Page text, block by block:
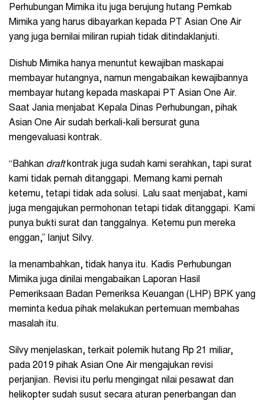
Perhubungan Mimika itu juga berujung hutang Pemkab
Mimika yang harus dibayarkan kepada PT Asian One Air
yang juga bernilai miliran rupiah tidak ditindaklanjuti.
Dishub Mimika hanya menuntut kewajiban maskapai
membayar hutangnya, namun mengabaikan kewajibannya
membayar hutang kepada maskapai PT Asian One Air.
Saat Jania menjabat Kepala Dinas Perhubungan, pihak
Asian One Air sudah berkali-kali bersurat guna
mengevaluasi kontrak.
“Bahkan draftkontrak juga sudah kami serahkan, tapi surat
kami tidak pernah ditanggapi. Memang kami pernah
ketemu, tetapi tidak ada solusi. Lalu saat menjabat, kami
juga mengajukan permohonan tetapi tidak ditanggapi. Kami
punya bukti surat dan tanggalnya. Ketemu pun mereka
enggan,” lanjut Silvy.
Ia menambahkan, tidak hanya itu. Kadis Perhubungan
Mimika juga dinilai mengabaikan Laporan Hasil
Pemeriksaan Badan Pemeriksa Keuangan (LHP) BPK yang
meminta kedua pihak melakukan pertemuan membahas
masalah itu.
Silvy menjelaskan, terkait polemik hutang Rp 21 miliar,
pada 2019 pihak Asian One Air mengajukan revisi
perjanjian. Revisi itu perlu mengingat nilai pesawat dan
helikopter sudah susut secara aturan penerbangan dan